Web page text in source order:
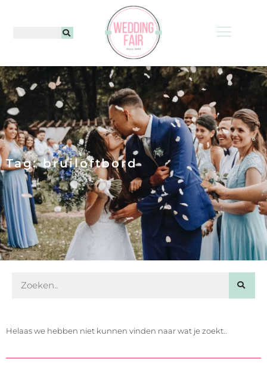
Tag: bruiloftbord
Helaas we hebben niet kunnen vinden naar wat je zoekt..